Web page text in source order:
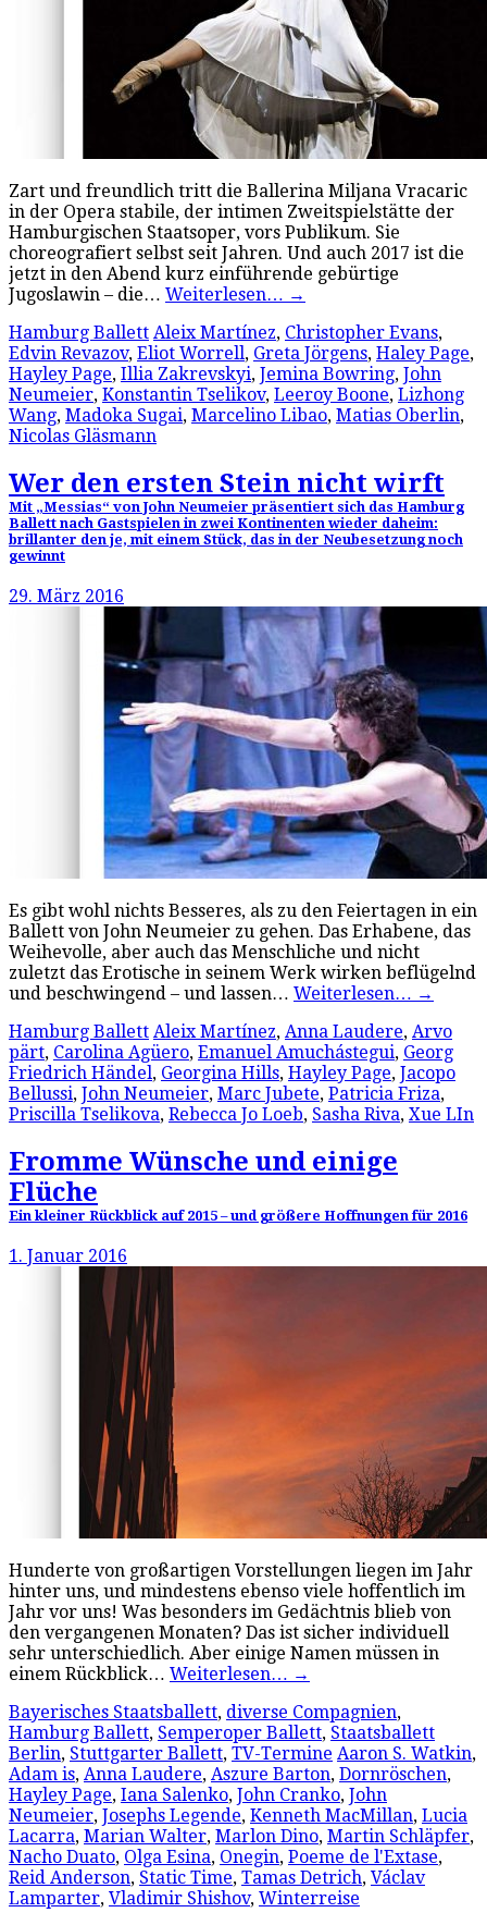
Zart und freundlich tritt die Ballerina Miljana Vracaric
in der Opera stabile, der intimen Zweitspielstätte der
Hamburgischen Staatsoper, vors Publikum. Sie
choreografiert selbst seit Jahren. Und auch 2017 ist die
jetzt in den Abend kurz einführende gebürtige
Jugoslawin – die… Weiterlesen… →
Hamburg Ballett Aleix Martínez, Christopher Evans,
Edvin Revazov, Eliot Worrell, Greta Jörgens, Haley Page,
Hayley Page, Illia Zakrevskyi, Jemina Bowring, John
Neumeier, Konstantin Tselikov, Leeroy Boone, Lizhong
Wang, Madoka Sugai, Marcelino Libao, Matias Oberlin,
Nicolas Gläsmann
Wer den ersten Stein nicht wirft
Mit „Messias“ von John Neumeier präsentiert sich das Hamburg
Ballett nach Gastspielen in zwei Kontinenten wieder daheim:
brillanter den je, mit einem Stück, das in der Neubesetzung noch
gewinnt
29. März 2016
Es gibt wohl nichts Besseres, als zu den Feiertagen in ein
Ballett von John Neumeier zu gehen. Das Erhabene, das
Weihevolle, aber auch das Menschliche und nicht
zuletzt das Erotische in seinem Werk wirken beflügelnd
und beschwingend – und lassen… Weiterlesen… →
Hamburg Ballett Aleix Martínez, Anna Laudere, Arvo
pärt, Carolina Agüero, Emanuel Amuchástegui, Georg
Friedrich Händel, Georgina Hills, Hayley Page, Jacopo
Bellussi, John Neumeier, Marc Jubete, Patricia Friza,
Priscilla Tselikova, Rebecca Jo Loeb, Sasha Riva, Xue LIn
Fromme Wünsche und einige
Flüche
Ein kleiner Rückblick auf 2015 – und größere Hoffnungen für 2016
1. Januar 2016
Hunderte von großartigen Vorstellungen liegen im Jahr
hinter uns, und mindestens ebenso viele hoffentlich im
Jahr vor uns! Was besonders im Gedächtnis blieb von
den vergangenen Monaten? Das ist sicher individuell
sehr unterschiedlich. Aber einige Namen müssen in
einem Rückblick… Weiterlesen… →
Bayerisches Staatsballett, diverse Compagnien,
Hamburg Ballett, Semperoper Ballett, Staatsballett
Berlin, Stuttgarter Ballett, TV-Termine Aaron S. Watkin,
Adam is, Anna Laudere, Aszure Barton, Dornröschen,
Hayley Page, Iana Salenko, John Cranko, John
Neumeier, Josephs Legende, Kenneth MacMillan, Lucia
Lacarra, Marian Walter, Marlon Dino, Martin Schläpfer,
Nacho Duato, Olga Esina, Onegin, Poeme de l'Extase,
Reid Anderson, Static Time, Tamas Detrich, Václav
Lamparter, Vladimir Shishov, Winterreise